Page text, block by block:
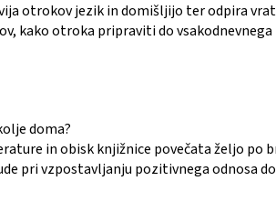
otrokov jezik in domišljijo ter odpira
kako otroka pripraviti do vsakodnevnega
doma?
in obisk knjižnice povečata željo po
pri vzpostavljanju pozitivnega odnosa